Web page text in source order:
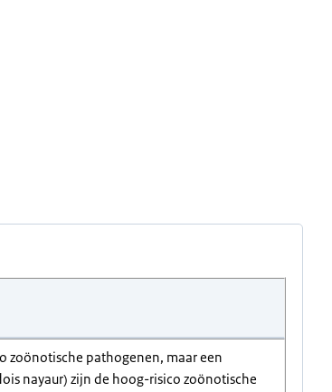
zoönotische pathogenen, maar een
nayaur) zijn de hoog-risico zoönotische